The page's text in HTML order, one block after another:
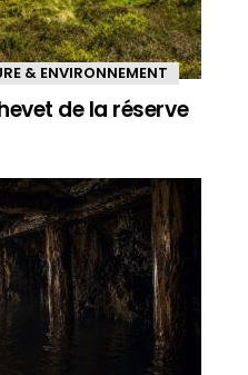
& ENVIRONNEMENT
de la réserve